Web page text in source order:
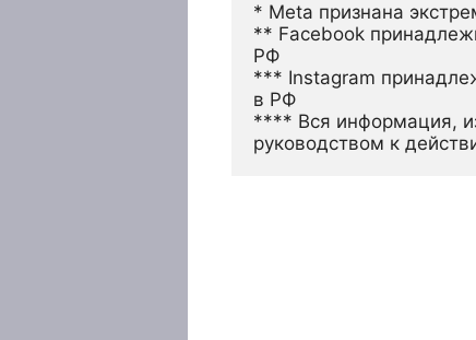
* Meta признана
** Facebook
РФ
*** Instagram
в РФ
**** Вся информация,
руководством к